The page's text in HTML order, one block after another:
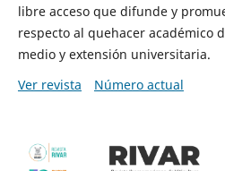
libre acceso que difunde y
respecto al quehacer académico
medio y extensión universitaria.
Ver revista
Número actual